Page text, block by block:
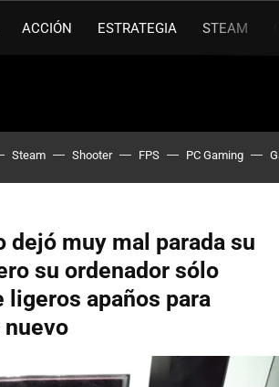
ACCIÓN ESTRATEGIA STEAM
Steam Shooter FPS PC Gaming
dejó muy mal parada su
su ordenador sólo
ligeros apaños para